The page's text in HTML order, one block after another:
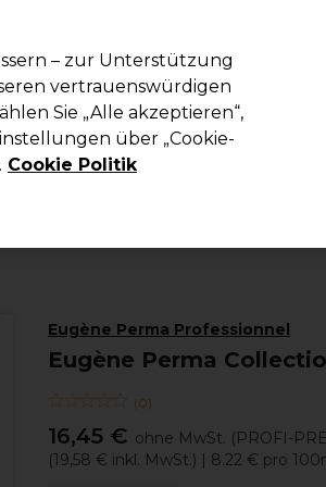
Herrenfriseur Inspiration Die Professional
Eugène Perma Professionnel
Eugène Perma
(0)
16,45 € ohne MwSt. (PROFI-
(19,58 € inkl. MwSt.) | 8.22 € pro
– zur Unterstützung
vertrauenswürdigen
Sie „Alle akzeptieren“,
über „Cookie-
Cookie Politik